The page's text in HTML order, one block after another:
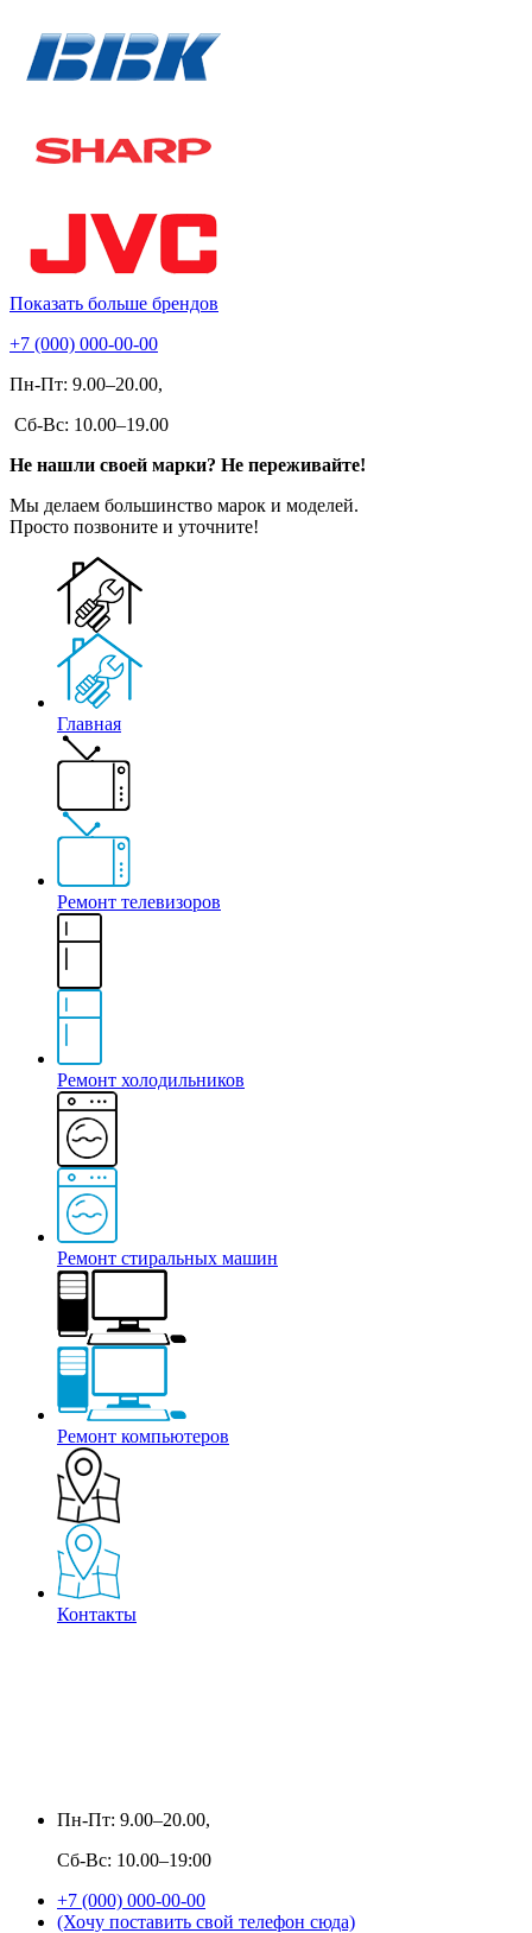
Показать больше брендов
+7 (000) 000-00-00
Пн-Пт: 9.00–20.00,
Сб-Вс: 10.00–19.00
Не нашли своей марки? Не переживайте!
Мы делаем большинство марок и моделей.
Просто позвоните и уточните!
Главная
Ремонт телевизоров
Ремонт холодильников
Ремонт стиральных машин
Ремонт компьютеров
Контакты
Пн-Пт: 9.00–20.00,
Сб-Вс: 10.00–19:00
+7 (000) 000-00-00
(Хочу поставить свой телефон сюда)